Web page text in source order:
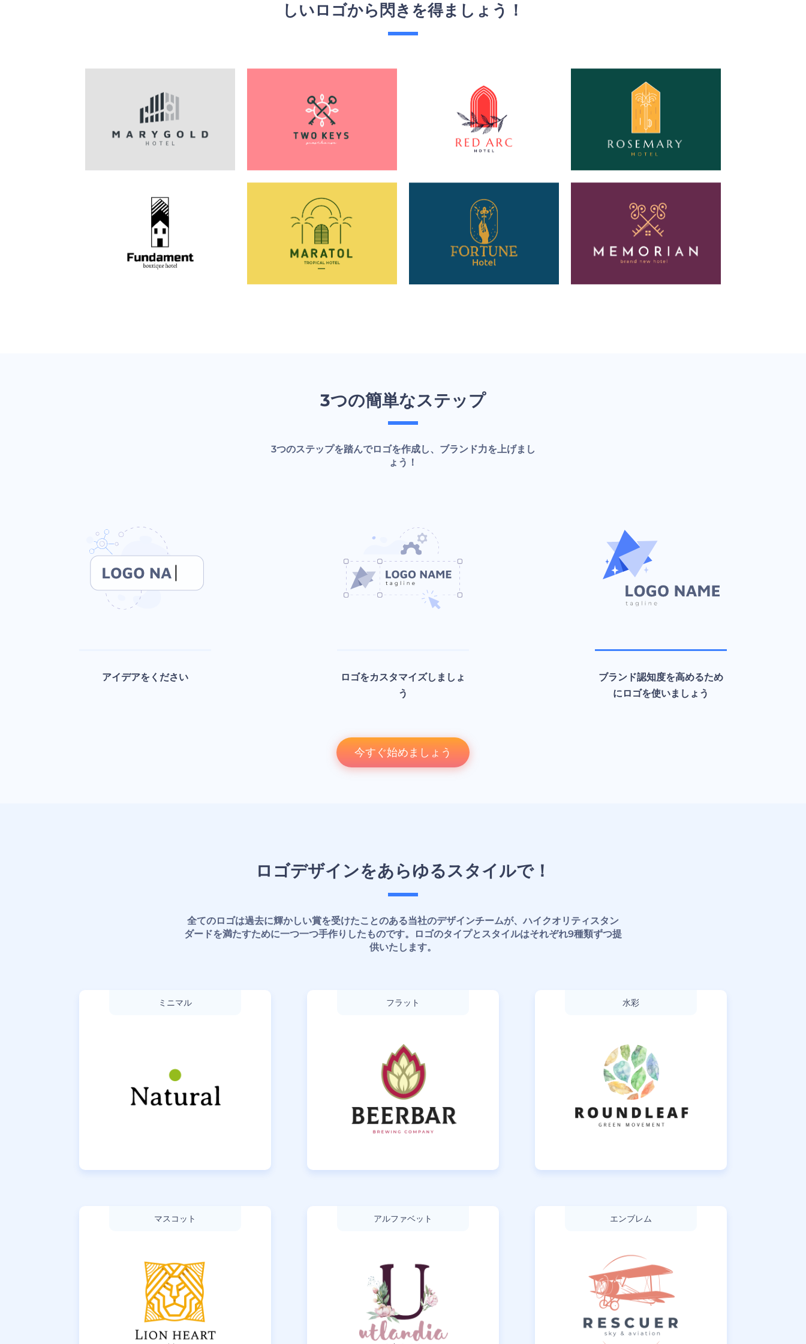
しいロゴから閃きを得ましょう！
3つの簡単なステップ
3つのステップを踏んでロゴを作成し、ブランド力を上げまし
ょう！
アイデアをください
ロゴをカスタマイズしましょ
う
ブランド認知度を高めるため
にロゴを使いましょう
今すぐ始めましょう
ロゴデザインをあらゆるスタイルで！
全てのロゴは過去に輝かしい賞を受けたことのある当社のデザインチームが、ハイクオリティスタン
ダードを満たすために一つ一つ手作りしたものです。ロゴのタイプとスタイルはそれぞれ9種類ずつ提
供いたします。
ミニマル フラット 水彩
マスコット アルファベット エンブレム